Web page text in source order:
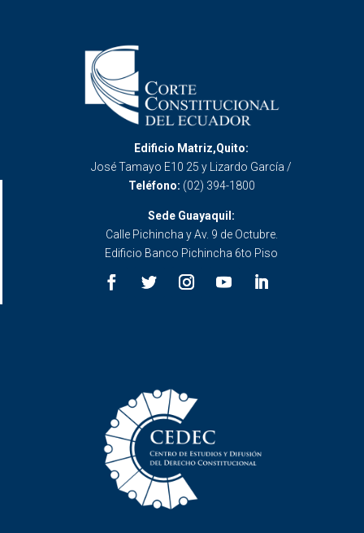
Edificio Matriz,Quito:
José Tamayo E10 25 y Lizardo García /
Teléfono: (02) 394-1800
Sede Guayaquil:
Calle Pichincha y Av. 9 de Octubre.
Edificio Banco Pichincha 6to Piso